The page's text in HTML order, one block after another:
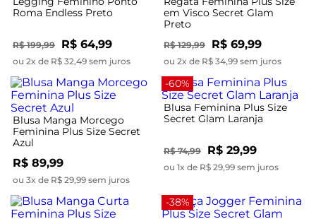
Roma Endless Preto
R$ 199,99 R$ 64,99
ou 2x de R$ 32,49 sem juros
em Visco Secret Glam
Preto
R$ 129,99 R$ 69,99
ou 2x de R$ 34,99 sem juros
Blusa Manga Morcego
Feminina Plus Size Secret
Azul
R$ 89,99
ou 3x de R$ 29,99 sem juros
-60%
Blusa Feminina Plus Size
Secret Glam Laranja
R$ 74,99 R$ 29,99
ou 1x de R$ 29,99 sem juros
-38%